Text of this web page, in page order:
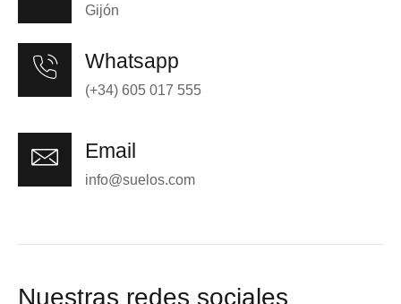
Gijón
Whatsapp
(+34) 605 017 555
Email
info@suelos.com
Nuestras redes sociales